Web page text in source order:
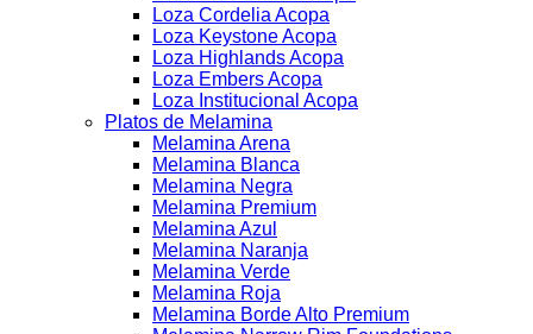
Loza Cordelia Acopa
Loza Keystone Acopa
Loza Highlands Acopa
Loza Embers Acopa
Loza Institucional Acopa
Platos de Melamina
Melamina Arena
Melamina Blanca
Melamina Negra
Melamina Premium
Melamina Azul
Melamina Naranja
Melamina Verde
Melamina Roja
Melamina Borde Alto Premium